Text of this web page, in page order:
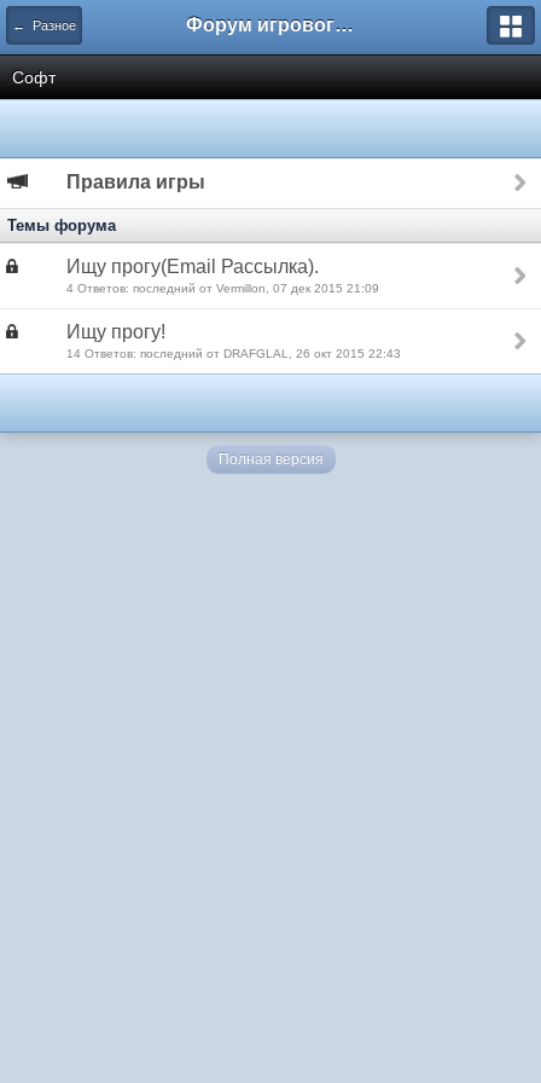
← Разное Форум игрового проекта Riverrise
Софт
Правила игры
Темы форума
Ищу прогу(Email Рассылка).
4 Ответов: последний от Vermillon, 07 дек 2015 21:09
Ищу прогу!
14 Ответов: последний от DRAFGLAL, 26 окт 2015 22:43
Полная версия